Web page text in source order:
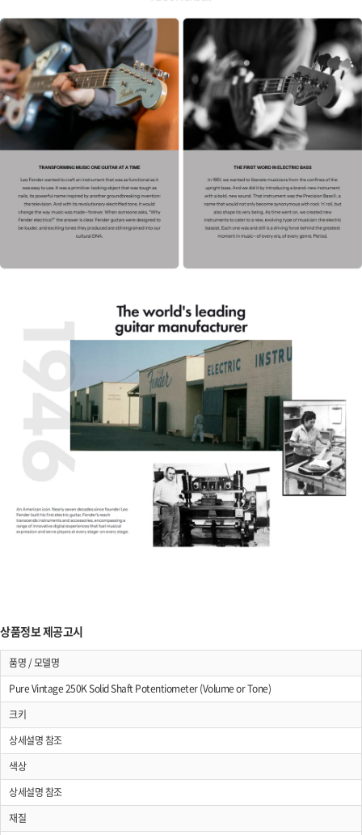
상품정보 제공고시
품명 / 모델명
Pure Vintage 250K Solid Shaft Potentiometer (Volume or Tone)
크키
상세설명 참조
색상
상세설명 참조
재질